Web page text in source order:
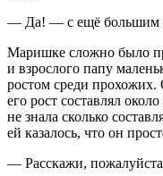
— Да! — с ещё большим
Маришке сложно было
и взрослого папу
ростом среди прохожих.
его рост составлял
не знала сколько
ей казалось, что он
— Расскажи,